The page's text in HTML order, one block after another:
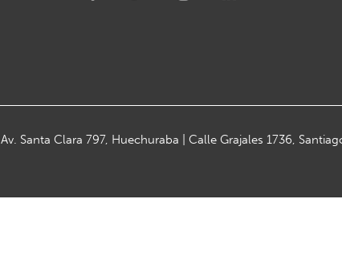
Av. Santa Clara 797, Huechuraba | Calle Grajales 1736,